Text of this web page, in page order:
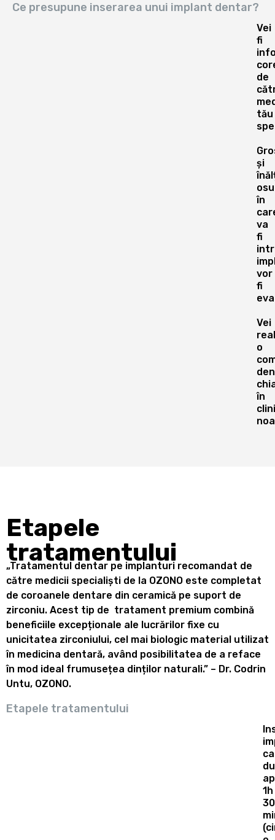
Ce presupune inserarea unui implant dentar?
Vei
fi
de
tău
și
în
va
fi
vor
fi
Vei
o
în
Etapele
tratamentului
„Tratamentul dentar pe implanturi recomandat de
către medicii specialiști de la OZONO este completat
de coroanele dentare din ceramică pe suport de
zirconiu. Acest tip de tratament premium combină
beneficiile excepționale ale lucrărilor fixe cu
unicitatea zirconiului, cel mai biologic material utilizat
în medicina dentară, având posibilitatea de a reface
în mod ideal frumusețea dinților naturali.” – Dr. Codrin
Untu, OZONO.
Etapele tratamentului
1h
30